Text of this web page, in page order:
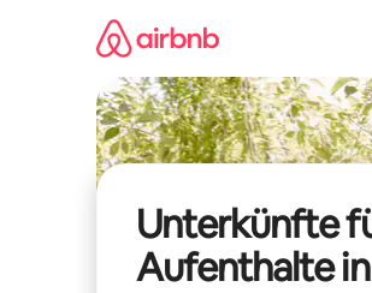
Unterkünfte
Aufenthalte